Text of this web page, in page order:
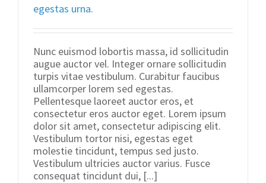
egestas urna.
Nunc euismod lobortis massa, id sollicitudin
augue auctor vel. Integer ornare sollicitudin
turpis vitae vestibulum. Curabitur faucibus
ullamcorper lorem sed egestas.
Pellentesque laoreet auctor eros, et
consectetur eros auctor eget. Lorem ipsum
dolor sit amet, consectetur adipiscing elit.
Vestibulum tortor nisi, egestas eget
molestie tincidunt, tempus sed justo.
Vestibulum ultricies auctor varius. Fusce
consequat tincidunt dui, [...]